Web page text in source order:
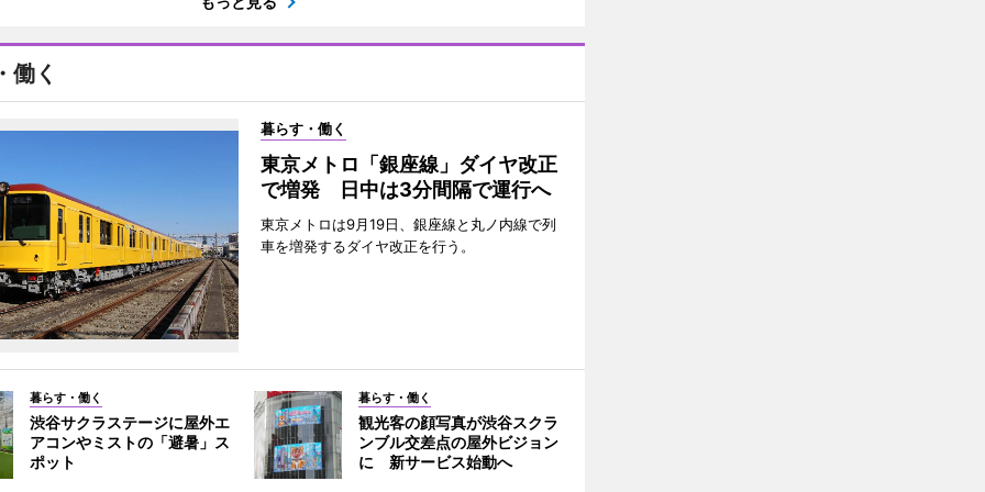
働く
暮らす・働く
東京メトロ「銀座線」ダイヤ改正
で増発 日中は3分間隔で運行へ
東京メトロは9月19日、銀座線と丸ノ内線で列
車を増発するダイヤ改正を行う。
暮らす・働く
渋谷サクラステージに屋外エ
アコンやミストの「避暑」ス
ポット
暮らす・働く
観光客の顔写真が渋谷スクラ
ンブル交差点の屋外ビジョン
に 新サービス始動へ